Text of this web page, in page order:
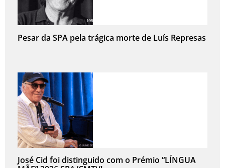
Pesar da SPA pela trágica morte de Luís Represas
José Cid foi distinguido com o Prémio “LÍNGUA